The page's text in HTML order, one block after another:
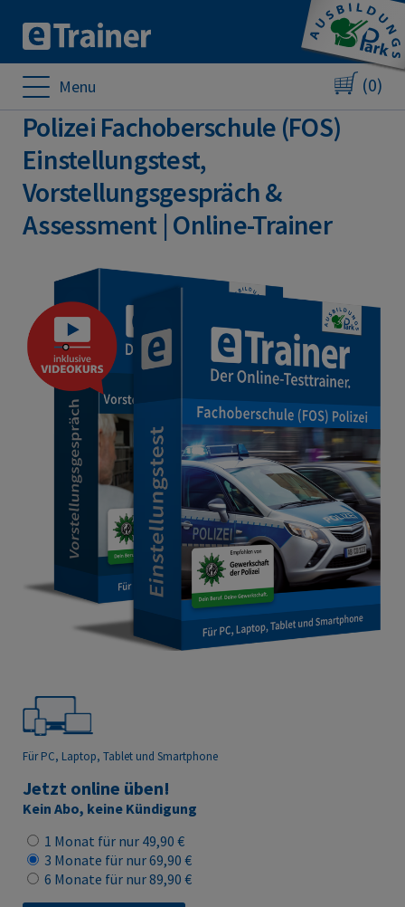
Menu (0)
Polizei Fachoberschule (FOS)
Einstellungstest,
Vorstellungsgespräch &
Assessment | Online-Trainer
Für PC, Laptop, Tablet und Smartphone
Jetzt online üben!
Kein Abo, keine Kündigung
1 Monat für nur 49,90 €
3 Monate für nur 69,90 €
6 Monate für nur 89,90 €